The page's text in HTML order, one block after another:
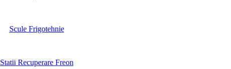
Scule Frigotehnie
Statii Recuperare Freon